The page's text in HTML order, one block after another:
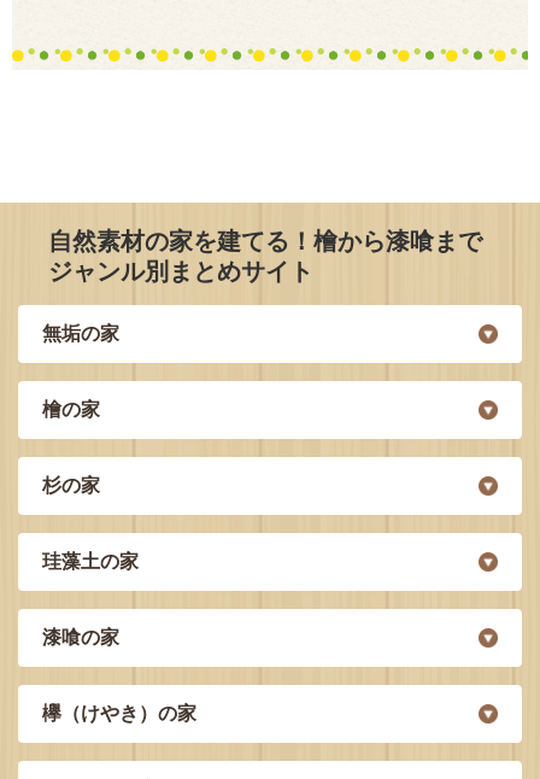
自然素材の家を建てる！檜から漆喰まで
ジャンル別まとめサイト
無垢の家
檜の家
杉の家
珪藻土の家
漆喰の家
欅（けやき）の家